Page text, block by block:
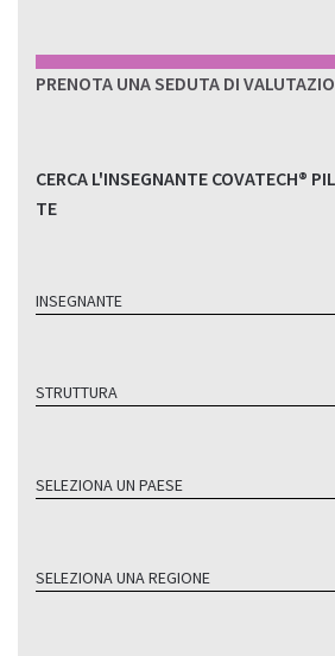
PRENOTA UNA SEDUTA DI
CERCA L'INSEGNANTE COVATECH®
TE
INSEGNANTE
STRUTTURA
SELEZIONA UN PAESE
SELEZIONA UNA REGIONE